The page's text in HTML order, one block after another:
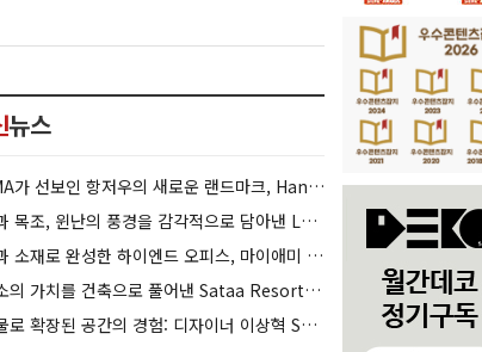
뉴스
가 선보인 항저우의 새로운 랜드마크, Hangzhou Prism
조, 윈난의 풍경을 감각적으로 담아낸 Lan Bistro Yunnan Restaurant
소재로 완성한 하이엔드 오피스, 마이애미 830 Brickell
의 가치를 건축으로 풀어낸 Sataa Resort Nan
확장된 공간의 경험: 디자이너 이상혁 SANGHYEOK LEE